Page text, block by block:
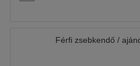
Férfi zsebkendő /